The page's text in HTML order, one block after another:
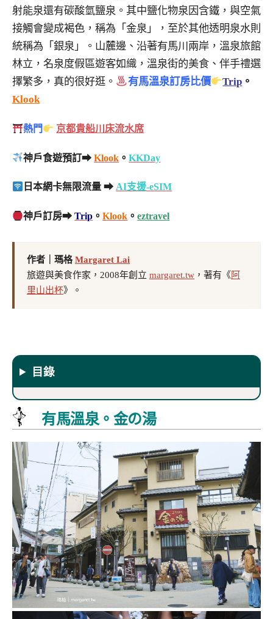
射能泉還有碳酸氫鹽泉。其中鹽化物泉因含鐵，與空氣
接觸會變成褐色，稱為「金泉」，至於其他透明泉水則
統稱為「銀泉」。山麓邊、沿著有馬川兩岸，溫泉旅館
林立，名泉度假區遊客如織，溫泉街的美食、伴手禮選
擇繁多，真的很好逛。
有馬溫泉訂房比價 Trip 。
Klook
熱門 京都貴船川床流水席
神戶食遊預訂➡Klook 。KKDay
日本網卡無限流量 ➡AI支援-eSIM
神戶訂房➡Trip 。Klook 。eztravel
作者｜瑪格Margaret Lai
旅遊與美食作家，2008年創立 margaret.tw ，著有《阿
里山出杯》。
目錄
有馬溫泉。金の湯